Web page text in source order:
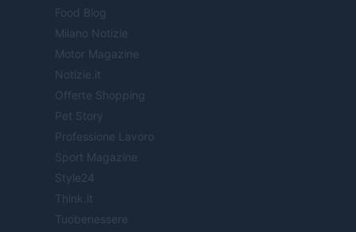
Food Blog
Milano Notizie
Motor Magazine
Notizie.it
Offerte Shopping
Pet Story
Professione Lavoro
Sport Magazine
Style24
Think.it
Tuobenessere